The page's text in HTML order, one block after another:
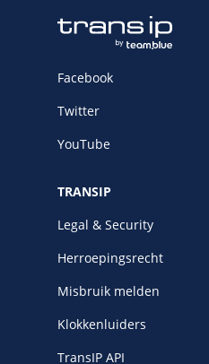
Facebook
Twitter
YouTube
TRANSIP
Legal & Security
Herroepingsrecht
Misbruik melden
Klokkenluiders
TransIP API